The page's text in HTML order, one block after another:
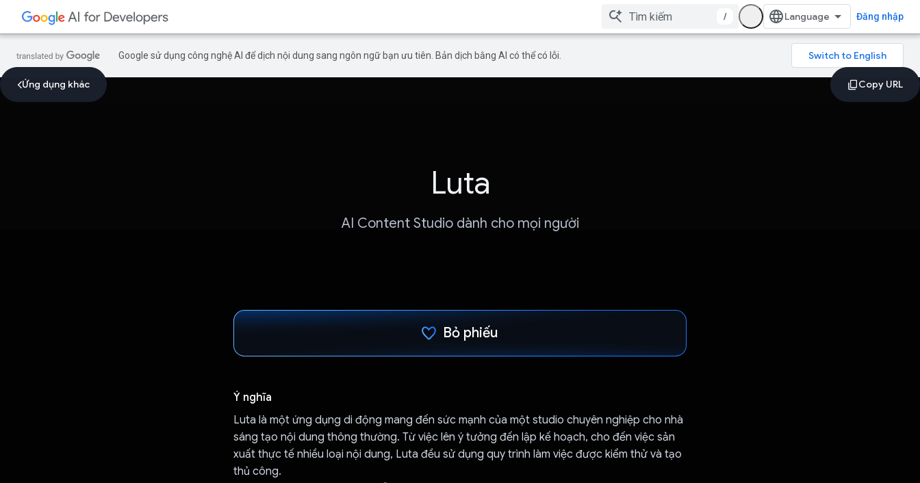
/ Đăng nhập
Google sử dụng công nghệ AI để dịch nội dung sang ngôn ngữ bạn ưu tiên. Bản dịch bằng AI có thể có lỗi.
Ứng dụng khác
Luta
AI Content Studio dành cho mọi người
Bỏ phiếu
Ý nghĩa
Luta là một ứng dụng di động mang đến sức mạnh của một studio chuyên nghiệp cho nhà
sáng tạo nội dung thông thường. Từ việc lên ý tưởng đến lập kế hoạch, cho đến việc sản
xuất thực tế nhiều loại nội dung, Luta đều sử dụng quy trình làm việc được kiểm thử và tạo
thủ công.